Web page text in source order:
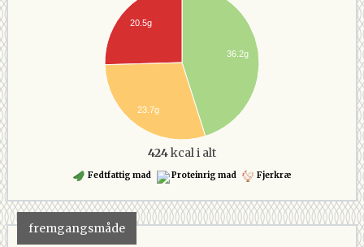
36.2g
20.5g
23.7g
424kcal i alt
Fedtfattig mad Proteinrig mad Fjerkræ
fremgangsmåde